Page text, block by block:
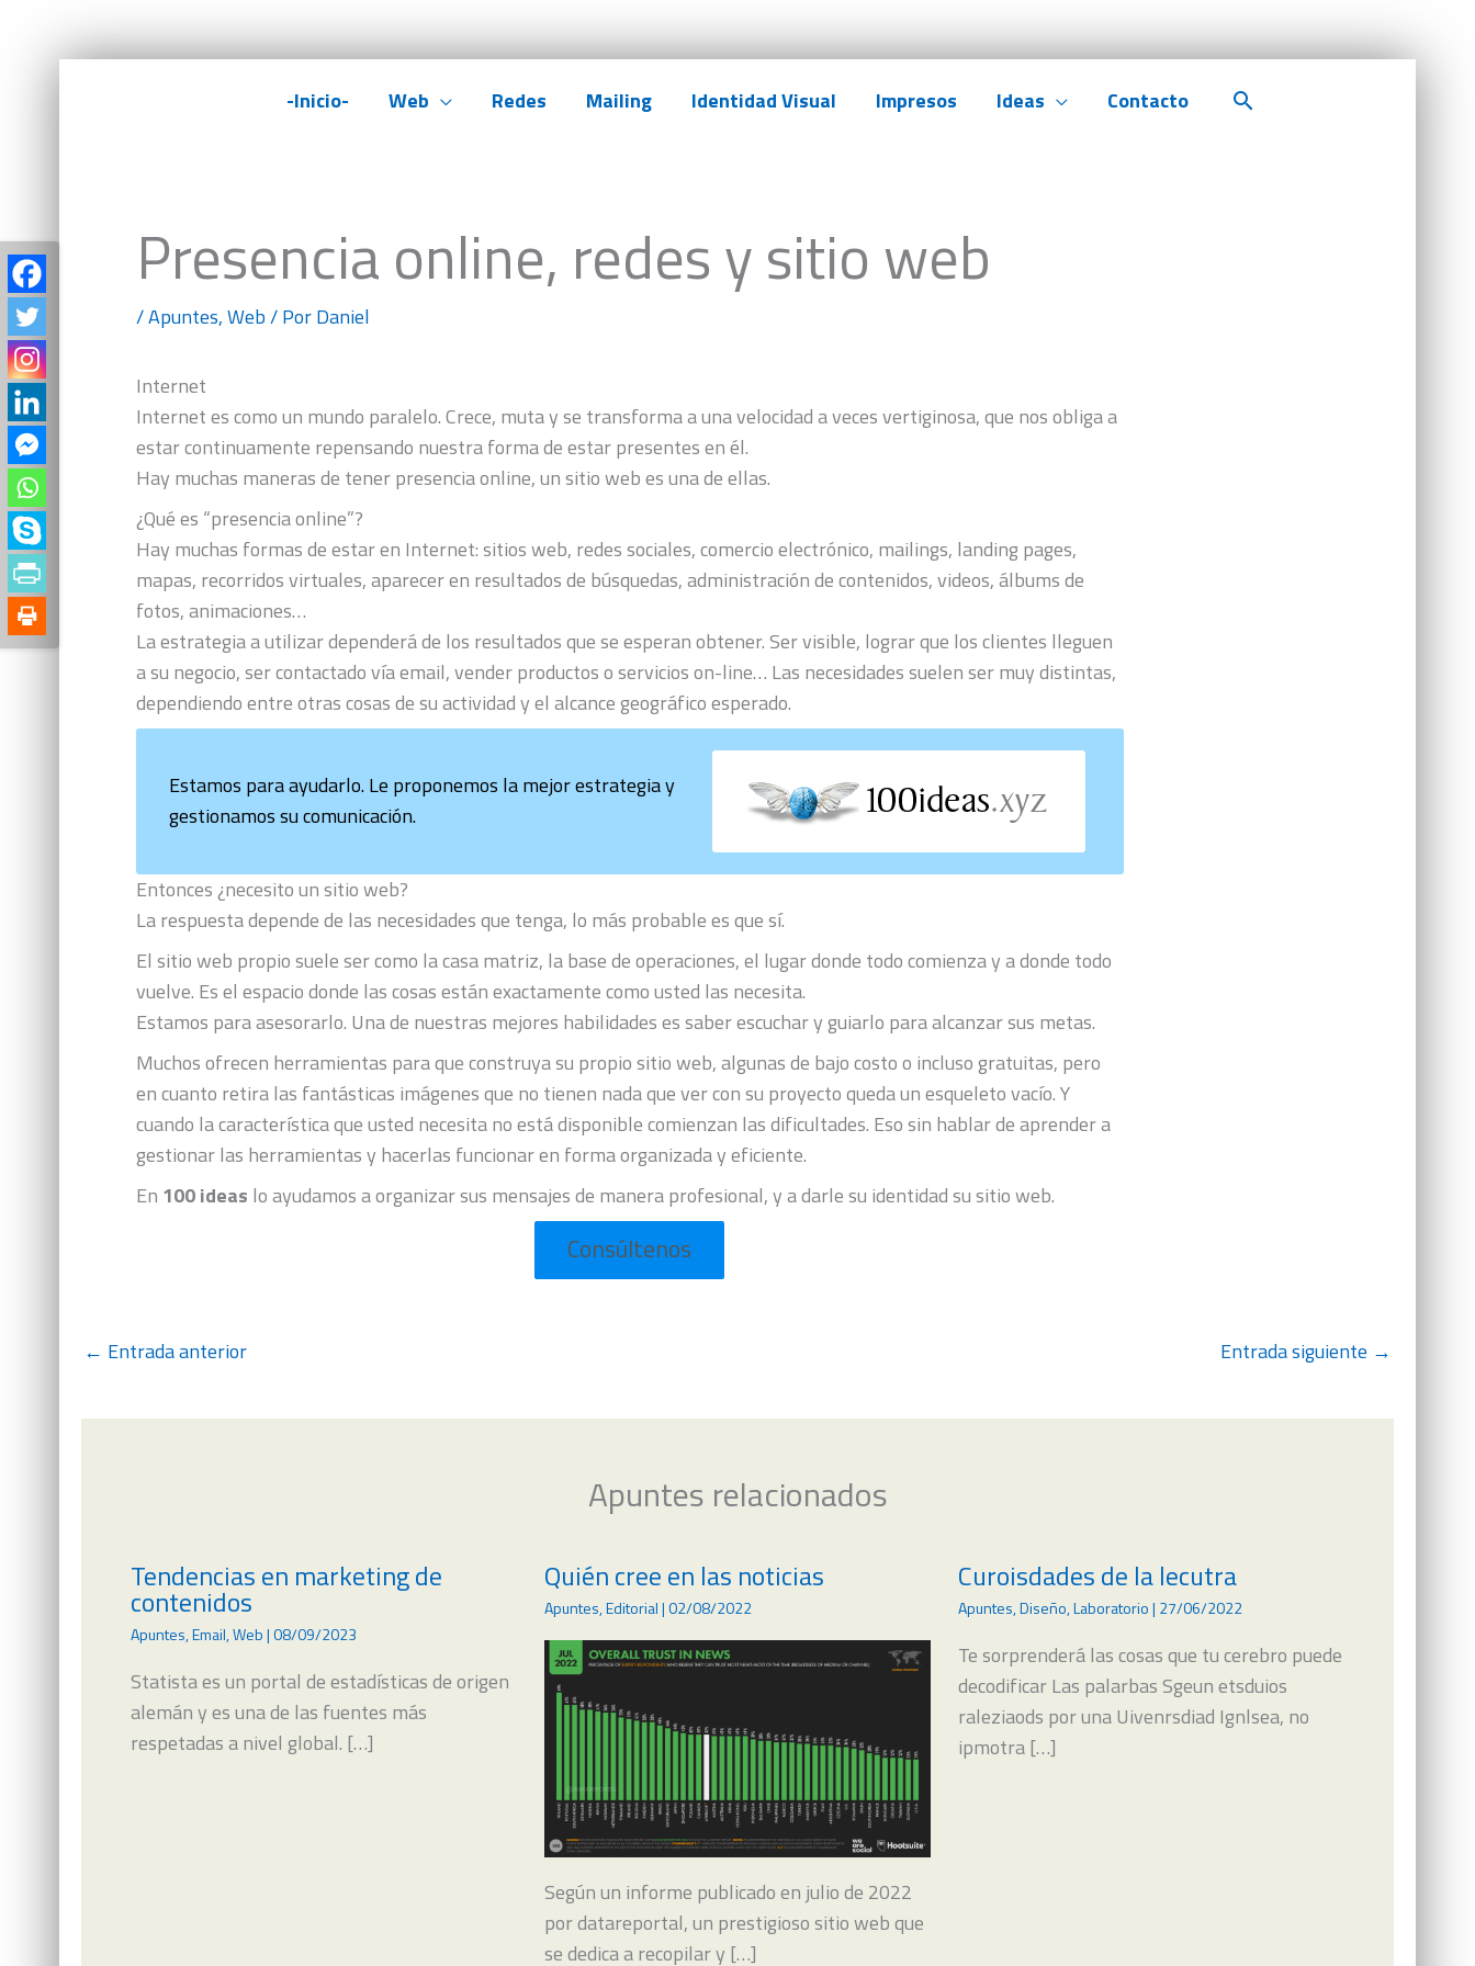
-Inicio- Web Redes Mailing Identidad Visual Impresos Ideas Contacto Buscar
Presencia online, redes y sitio web
/Apuntes,Web/ PorDaniel
Internet
Internet es como un mundo paralelo. Crece, muta y se transforma a una velocidad a veces vertiginosa, que nos obliga a
estar continuamente repensando nuestra forma de estar presentes en él.
Hay muchas maneras de tener presencia online, un sitio web es una de ellas.
¿Qué es “presencia online”?
Hay muchas formas de estar en Internet: sitios web, redes sociales, comercio electrónico, mailings, landing pages,
mapas, recorridos virtuales, aparecer en resultados de búsquedas, administración de contenidos, videos, álbums de
fotos, animaciones…
La estrategia a utilizar dependerá de los resultados que se esperan obtener. Ser visible, lograr que los clientes lleguen
a su negocio, ser contactado vía email, vender productos o servicios on-line… Las necesidades suelen ser muy distintas,
dependiendo entre otras cosas de su actividad y el alcance geográfico esperado.
Estamos para ayudarlo. Le proponemos la mejor estrategia y
gestionamos su comunicación.
Entonces ¿necesito un sitio web?
La respuesta depende de las necesidades que tenga, lo más probable es que sí.
El sitio web propio suele ser como la casa matriz, la base de operaciones, el lugar donde todo comienza y a donde todo
vuelve. Es el espacio donde las cosas están exactamente como usted las necesita.
Estamos para asesorarlo. Una de nuestras mejores habilidades es saber escuchar y guiarlo para alcanzar sus metas.
Muchos ofrecen herramientas para que construya su propio sitio web, algunas de bajo costo o incluso gratuitas, pero
en cuanto retira las fantásticas imágenes que no tienen nada que ver con su proyecto queda un esqueleto vacío. Y
cuando la característica que usted necesita no está disponible comienzan las dificultades. Eso sin hablar de aprender a
gestionar las herramientas y hacerlas funcionar en forma organizada y eficiente.
En 100 ideas lo ayudamos a organizar sus mensajes de manera profesional, y a darle su identidad su sitio web.
Consúltenos
← Entrada anterior Entrada siguiente →
Apuntes relacionados
Tendencias en marketing de
contenidos
Apuntes,Email,Web|08/09/2023
Statista es un portal de estadísticas de origen
alemán y es una de las fuentes más
respetadas a nivel global. […]
Quién cree en las noticias
Apuntes,Editorial|02/08/2022
Según un informe publicado en julio de 2022
por datareportal, un prestigioso sitio web que
se dedica a recopilar y […]
Curoisdades de la lecutra
Apuntes,Diseño,Laboratorio| 27/06/2022
Te sorprenderá las cosas que tu cerebro puede
decodificar Las palarbas Sgeun etsduios
raleziaods por una Uivenrsdiad Ignlsea, no
ipmotra […]